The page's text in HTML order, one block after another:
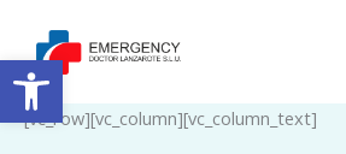
Abrir barra de
contenido
[vc_row][vc_column][vc_column_text]